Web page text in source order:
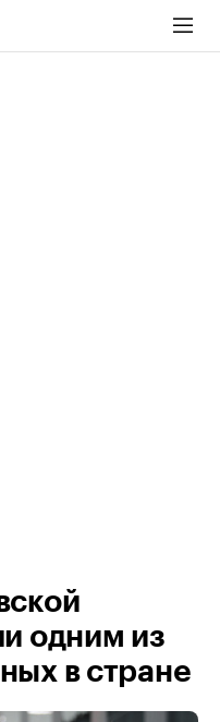
одним из
в стране